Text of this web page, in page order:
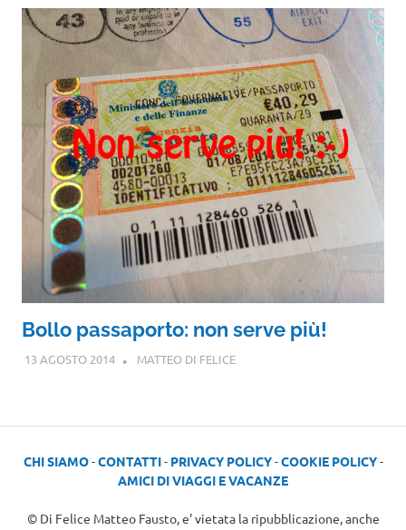
Bollo passaporto: non serve più!
13 AGOSTO 2014 MATTEO DI FELICE
CHI SIAMO-CONTATTI- PRIVACY POLICY-COOKIE POLICY-
AMICI DI VIAGGI E VACANZE
© Di Felice Matteo Fausto, e' vietata la ripubblicazione, anche